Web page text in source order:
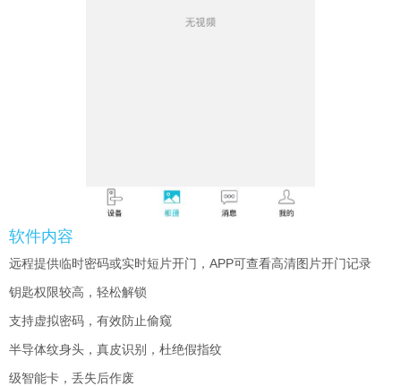
软件内容
远程提供临时密码或实时短片开门，APP可查看高清图片开门记录
钥匙权限较高，轻松解锁
支持虚拟密码，有效防止偷窥
半导体纹身头，真皮识别，杜绝假指纹
级智能卡，丢失后作废